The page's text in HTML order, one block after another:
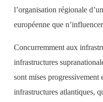
l’organisation régionale
européenne que
Concurremment aux
infrastructures
sont mises progressivement
infrastructures atlantiques,